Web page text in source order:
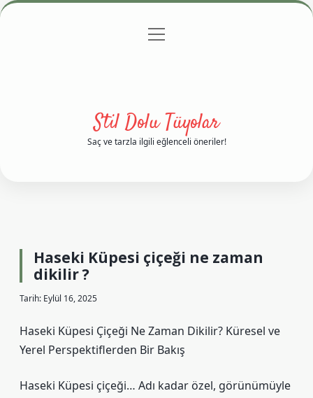
Gizlilik Politikası
menüyü
Stil Dolu Tüyolar
Saç ve tarzla ilgili eğlenceli öneriler!
Haseki Küpesi çiçeği ne zaman
dikilir ?
Tarih: Eylül 16, 2025
Haseki Küpesi Çiçeği Ne Zaman Dikilir? Küresel ve
Yerel Perspektiflerden Bir Bakış
Haseki Küpesi çiçeği… Adı kadar özel, görünümüyle